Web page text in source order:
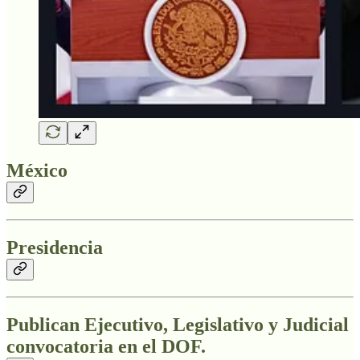
México
Presidencia
Publican Ejecutivo, Legislativo y Judicial
convocatoria en el DOF.